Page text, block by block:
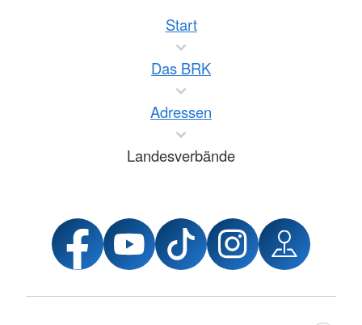
Start
Das BRK
Adressen
Landesverbände